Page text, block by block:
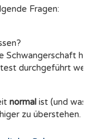
Fragen:
Schwangerschaft
durchgeführt
normal ist (und was
zu überstehen.